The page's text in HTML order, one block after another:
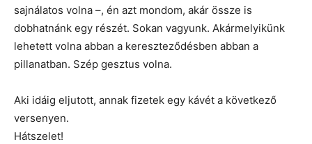
sajnálatos volna –, én azt mondom, akár össze is
dobhatnánk egy részét. Sokan vagyunk. Akármelyikünk
lehetett volna abban a kereszteződésben abban a
pillanatban. Szép gesztus volna.
Aki idáig eljutott, annak fizetek egy kávét a következő
versenyen.
Hátszelet!